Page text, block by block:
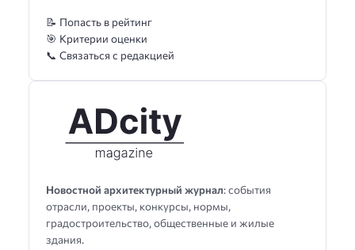
Новостной архитектурный журнал: события
отрасли, проекты, конкурсы, нормы,
градостроительство, общественные и жилые
здания.
📝 Попасть в рейтинг
🎯 Критерии оценки
📞 Связаться с редакцией